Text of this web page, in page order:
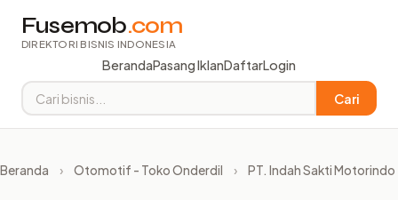
Fusemob.com
DIREKTORI BISNIS INDONESIA
BerandaPasang IklanDaftarLogin
Cari
Beranda › Otomotif - Toko Onderdil › PT. Indah Sakti Motorindo